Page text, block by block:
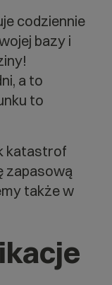
codziennie
bazy i
, a to
to
katastrof
zapasową
także w